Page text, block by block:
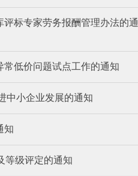
标专家劳务报酬管理办法的通
低价问题试点工作的通知
中小企业发展的通知
知
等级评定的通知